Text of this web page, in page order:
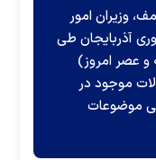
وزیران امور
آذربایجان طی
عصر امروز)
موجود در
موضوعات